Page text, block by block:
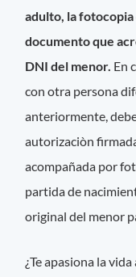
adulto, la
documento que
DNI del menor. En
con otra persona
anteriormente,
autorizaciòn
acompañada por
partida de
original del menor
¿Te apasiona la